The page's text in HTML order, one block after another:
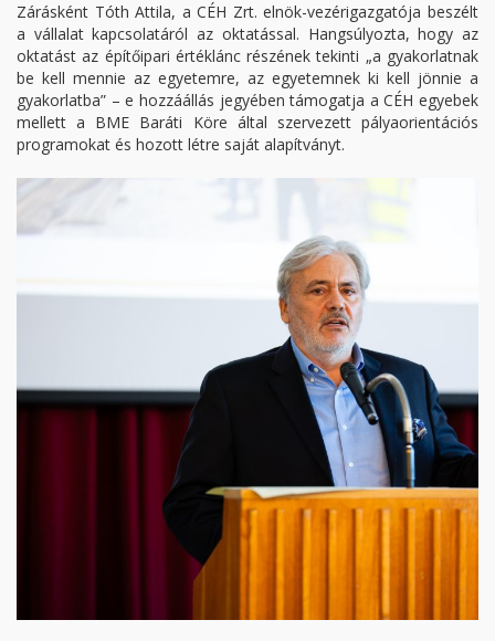
Zárásként Tóth Attila, a CÉH Zrt. elnök-vezérigazgatója beszélt
a vállalat kapcsolatáról az oktatással. Hangsúlyozta, hogy az
oktatást az építőipari értéklánc részének tekinti „a gyakorlatnak
be kell mennie az egyetemre, az egyetemnek ki kell jönnie a
gyakorlatba” – e hozzáállás jegyében támogatja a CÉH egyebek
mellett a BME Baráti Köre által szervezett pályaorientációs
programokat és hozott létre saját alapítványt.